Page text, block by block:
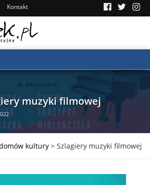
Kontakt
muzyki filmowej
kultury > Szlagiery muzyki filmowej